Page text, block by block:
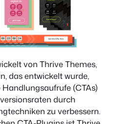
von Thrive Themes,
das entwickelt wurde,
(CTAs)
durch
zu verbessern.